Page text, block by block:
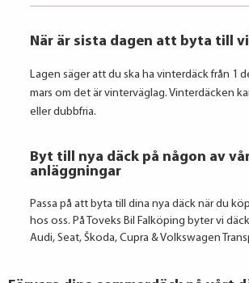
När är sista dagen att byta till
Lagen säger att du ska ha vinterdäck från 1
mars om det är vinterväglag. Vinterdäcken
eller dubbfria.
Byt till nya däck på någon av
anläggningar
Passa på att byta till dina nya däck när du
hos oss. På Toveks Bil Falköping byter vi
Audi, Seat, Škoda, Cupra & Volkswagen